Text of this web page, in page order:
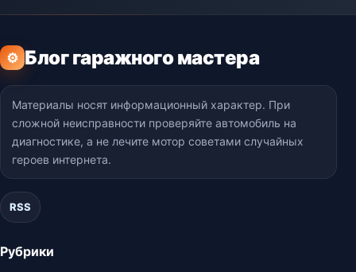
⚙ Блог гаражного мастера
Материалы носят информационный характер. При
сложной неисправности проверяйте автомобиль на
диагностике, а не лечите мотор советами случайных
героев интернета.
RSS
Рубрики